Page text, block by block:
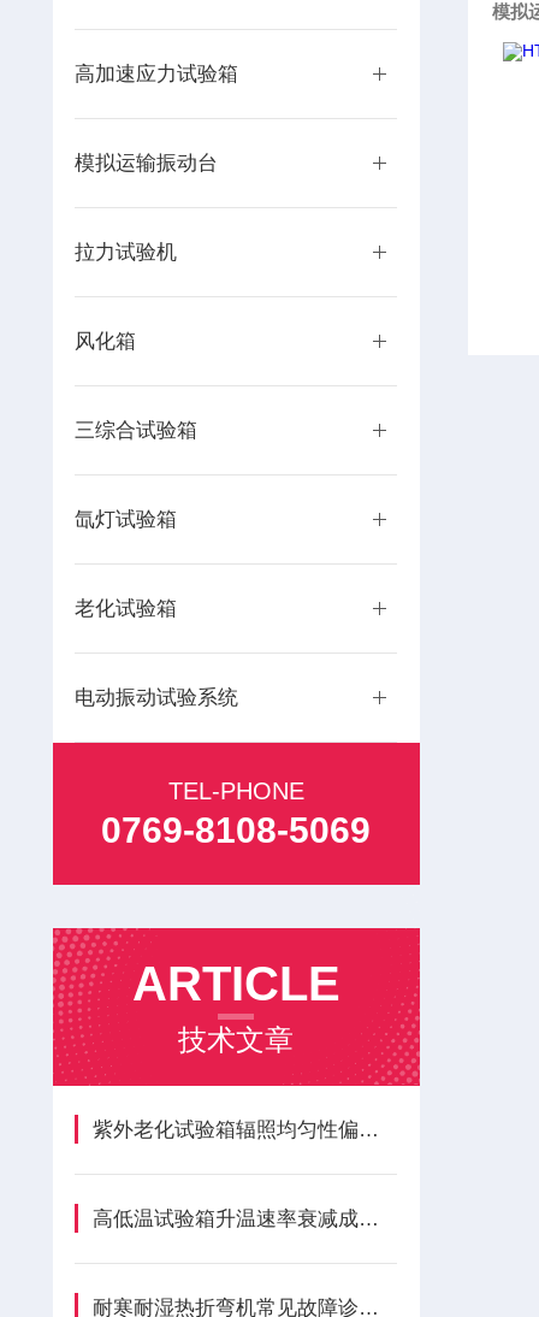
高加速应力试验箱
模拟运输振动台
拉力试验机
风化箱
三综合试验箱
氙灯试验箱
老化试验箱
电动振动试验系统
TEL-PHONE
0769-8108-5069
ARTICLE
技术文章
紫外老化试验箱辐照均匀性偏差与长效养护方案
高低温试验箱升温速率衰减成因与全周期维保方案
耐寒耐湿热折弯机常见故障诊断与预防性维护
模拟